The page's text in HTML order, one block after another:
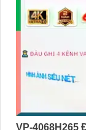
VP-4068H265